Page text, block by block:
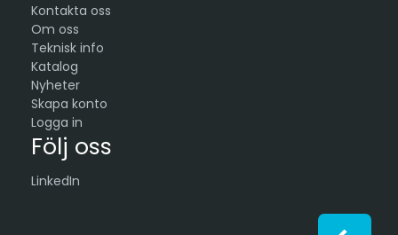
Kontakta oss
Om oss
Teknisk info
Katalog
Nyheter
Skapa konto
Logga in
Följ oss
LinkedIn